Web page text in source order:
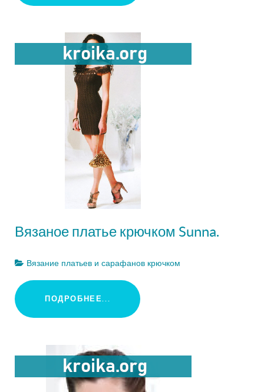
Вязаное платье крючком Sunna.
Вязание платьев и сарафанов крючком
ПОДРОБНЕЕ...